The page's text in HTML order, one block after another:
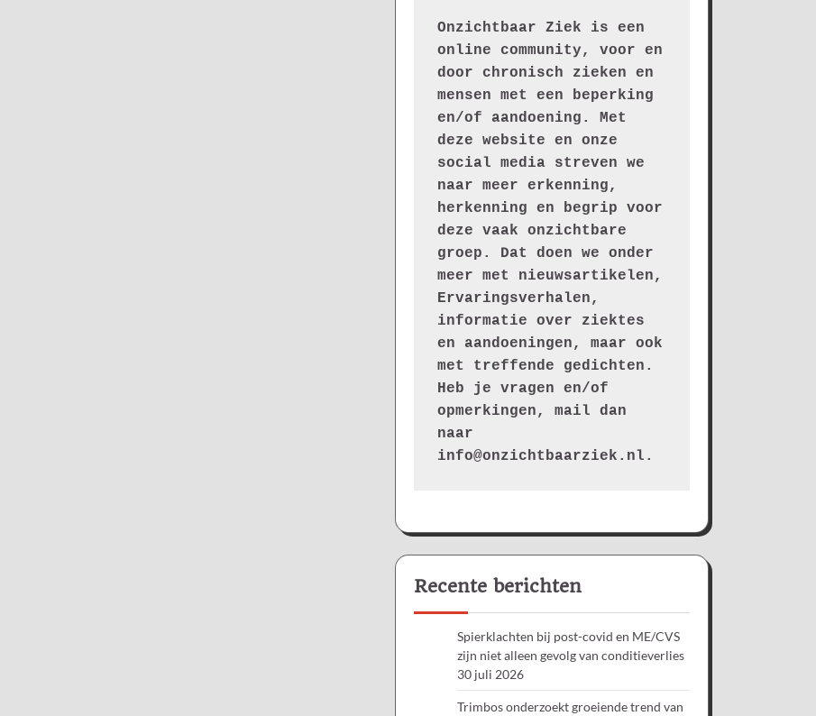
Onzichtbaar Ziek is een
online community, voor en
door chronisch zieken en
mensen met een beperking
en/of aandoening. Met
deze website en onze
social media streven we
naar meer erkenning,
herkenning en begrip voor
deze vaak onzichtbare
groep. Dat doen we onder
meer met nieuwsartikelen,
Ervaringsverhalen,
informatie over ziektes
en aandoeningen, maar ook
met treffende gedichten.
Heb je vragen en/of
opmerkingen, mail dan
naar
info@onzichtbaarziek.nl.
Recente berichten
Spierklachten bij post-covid en ME/CVS
zijn niet alleen gevolg van conditieverlies
30 juli 2026
Trimbos onderzoekt groeiende trend van